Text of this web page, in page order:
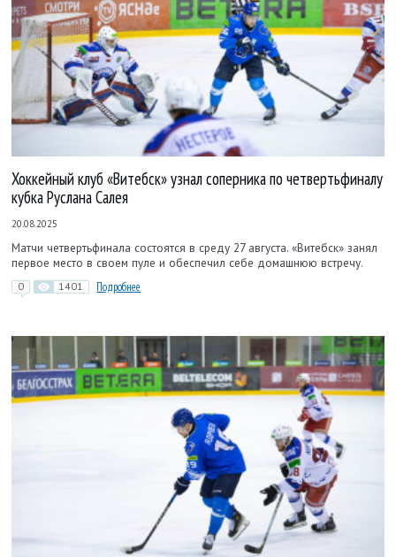
Хоккейный клуб «Витебск» узнал соперника по четвертьфиналу
кубка Руслана Салея
20.08.2025
Матчи четвертьфинала состоятся в среду 27 августа. «Витебск» занял
первое место в своем пуле и обеспечил себе домашнюю встречу.
0 1401 Подробнее